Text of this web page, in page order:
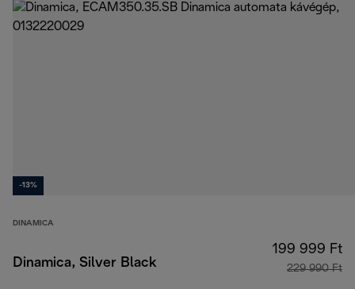
-13%
DINAMICA
Dinamica, Silver Black
199 999 Ft
229 990 Ft